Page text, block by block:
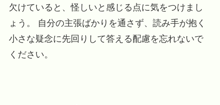
欠けていると、怪しいと感じる点に気をつけまし
ょう。 自分の主張ばかりを通さず、読み手が抱く
小さな疑念に先回りして答える配慮を忘れないで
ください。